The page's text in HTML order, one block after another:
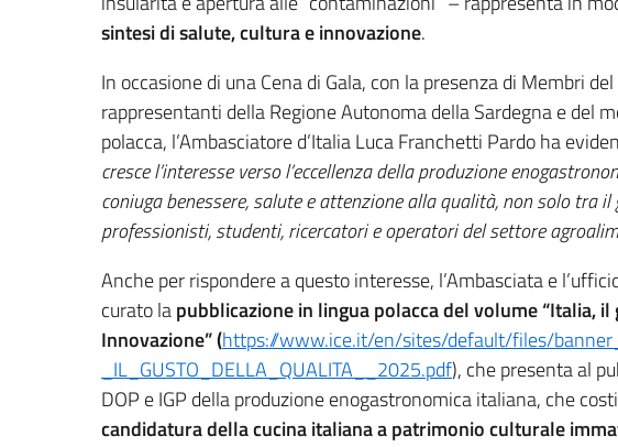
sintesi di salute, cultura e innovazione.
In occasione di una Cena di Gala, con la presenza di Membri
rappresentanti della Regione Autonoma della Sardegna e del
polacca, l’Ambasciatore d’Italia Luca Franchetti Pardo ha
cresce l’interesse verso l’eccellenza della produzione
coniuga benessere, salute e attenzione alla qualità, non solo tra
professionisti, studenti, ricercatori e operatori del settore
Anche per rispondere a questo interesse, l’Ambasciata e
curato lapubblicazione in lingua polacca del volume “Italia,
Innovazione”(https://www.ice.it/en/sites/default/files/
_IL_GUSTO_DELLA_QUALITA__2025.pdf), che presenta al
DOP e IGP della produzione enogastronomica italiana, che
candidatura della cucina italiana a patrimonio culturale